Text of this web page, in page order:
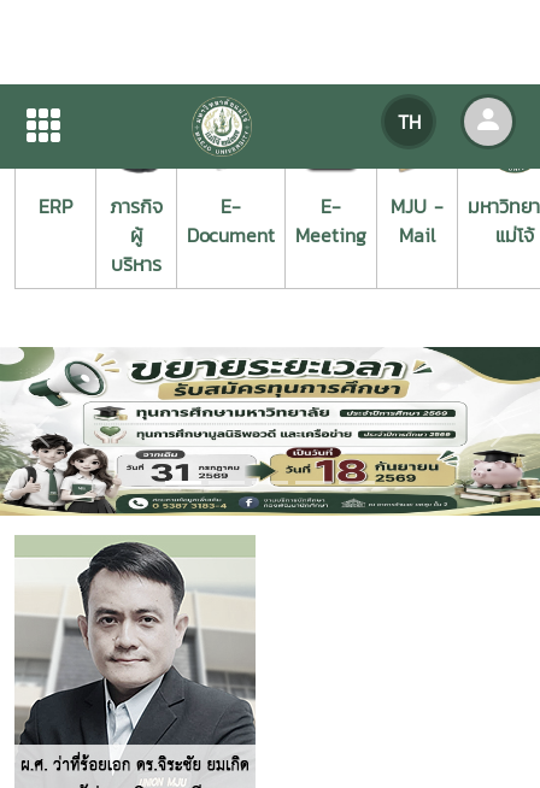
TH
ERP
ภารกิจ
ผู้
บริหาร
E-
Document
E-
Meeting
MJU -
Mail
มหาวิทย
แม่โจ้
Previous Next